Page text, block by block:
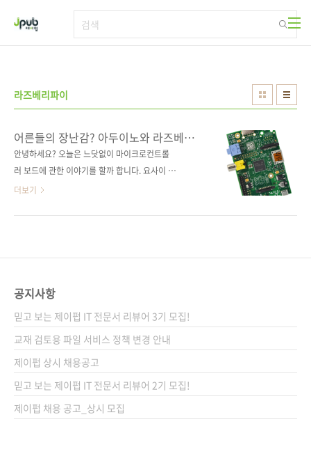
라즈베리파이
어른들의 장난감? 아두이노와 라즈베리
파이
안녕하세요? 오늘은 느닷없이 마이크로컨트롤
러 보드에 관한 이야기를 할까 합니다. 요사이 사
람들의 관심을 많이 받는 기기 중에 아두이노와
다. 우선 라즈베리 파이가 어떻게 생겼고 어느 곳
번째 이야기 어른들의 장난감? 아두이노와 라즈
베리 파이 게시일: 2013년 2월 21일 작성자: 배
장열
더보기
공지사항
믿고 보는 제이펍 IT 전문서 리뷰어 3기 모집!
교재 검토용 파일 서비스 정책 변경 안내
제이펍 상시 채용공고
믿고 보는 제이펍 IT 전문서 리뷰어 2기 모집!
제이펍 채용 공고_상시 모집